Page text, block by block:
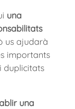
una
us ajudarà
importants
duplicitats
una